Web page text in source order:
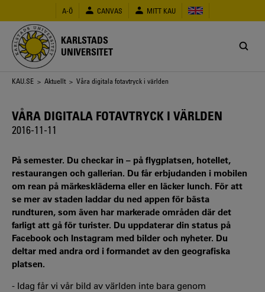
huvudinnehåll
A-Ö CANVAS MITT KAU
KARLSTADS
UNIVERSITET
Länkstig
KAU.SE > Aktuellt > Våra digitala fotavtryck i världen
VÅRA DIGITALA FOTAVTRYCK I VÄRLDEN
2016-11-11
På semester. Du checkar in – på flygplatsen, hotellet,
restaurangen och gallerian. Du får erbjudanden i mobilen
om rean på märkeskläderna eller en läcker lunch. För att
se mer av staden laddar du ned appen för bästa
rundturen, som även har markerade områden där det
farligt att gå för turister. Du uppdaterar din status på
Facebook och Instagram med bilder och nyheter. Du
deltar med andra ord i formandet av den geografiska
platsen.
- Idag får vi vår bild av världen inte bara genom